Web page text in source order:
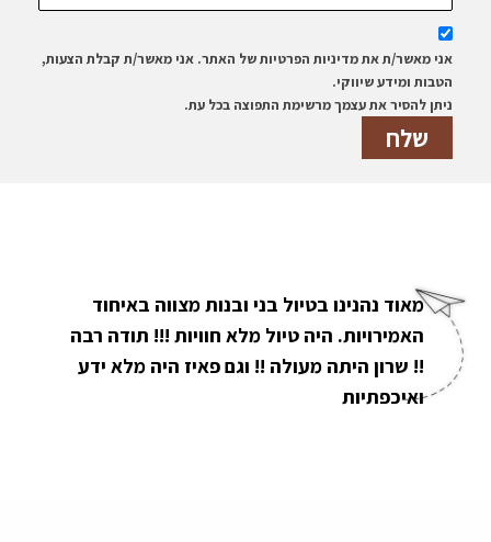
אני מאשר/ת את מדיניות הפרטיות של האתר. אני מאשר/ת קבלת הצעות,
הטבות ומידע שיווקי.
ניתן להסיר את עצמך מרשימת התפוצה בכל עת.
מאוד נהנינו בטיול בני ובנות מצווה באיחוד
האמירויות. היה טיול מלא חוויות !!! תודה רבה
!! שרון היתה מעולה !! וגם פאיז היה מלא ידע
ואיכפתיות